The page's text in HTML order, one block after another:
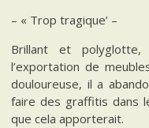
– « Trop tragique’ –
Brillant et
l’exportation de
douloureuse, il a
faire des graffitis dans
que cela apporterait.